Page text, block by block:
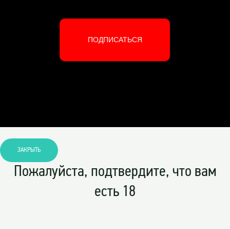
ПОДПИСАТЬСЯ
ЗАКРЫТЬ
Пожалуйста, подтвердите, что вам
есть 18